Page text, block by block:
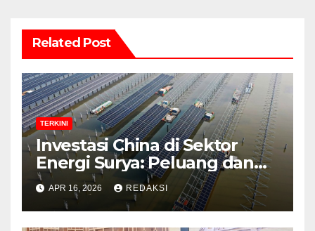
Related Post
TERKINI
Investasi China di Sektor
Energi Surya: Peluang dan
Strategi Indonesia?
APR 16, 2026 REDAKSI